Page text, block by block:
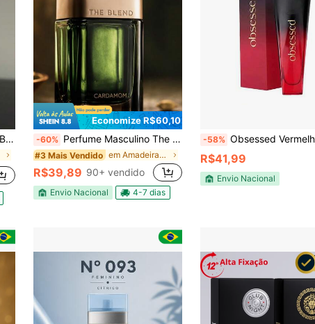
Economize R$60,10
-60% Perfume Masculino The Blend 100ml
#3 Mais Vendido em Amadeirado e Terroso Perfume
R$39,89 90+ vendido
Envio Nacional 4-7 dias
-58% Obsessed Vermelho - Deo Colônia
R$41,99
Envio Nacional